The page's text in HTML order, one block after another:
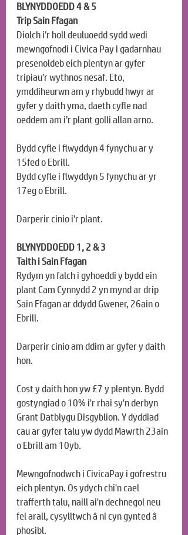
BLYNYDDOEDD 4 & 5
Trip Sain Ffagan
Diolch i’r holl deuluoedd sydd wedi
mewngofnodi i Civica Pay i gadarnhau
presenoldeb eich plentyn ar gyfer
tripiau’r wythnos nesaf. Eto,
ymddiheurwn am y rhybudd hwyr ar
gyfer y daith yma, daeth cyfle nad
oeddem am i’r plant golli allan arno.
Bydd cyfle i flwyddyn 4 fynychu ar y
15fed o Ebrill.
Bydd cyfle i flwyddyn 5 fynychu ar yr
17eg o Ebrill.
Darperir cinio i'r plant.
BLYNYDDOEDD 1, 2 & 3
Taith i Sain Ffagan
Rydym yn falch i gyhoeddi y bydd ein
plant Cam Cynnydd 2 yn mynd ar drip
Sain Ffagan ar ddydd Gwener, 26ain o
Ebrill.
Darperir cinio am ddim ar gyfer y daith
hon.
Cost y daith hon yw £7 y plentyn. Bydd
gostyngiad o 10% i'r rhai sy'n derbyn
Grant Datblygu Disgyblion. Y dyddiad
cau ar gyfer talu yw dydd Mawrth 23ain
o Ebrill am 10yb.
Mewngofnodwch i CivicaPay i gofrestru
eich plentyn. Os ydych chi'n cael
trafferth talu, naill ai'n dechnegol neu
fel arall, cysylltwch â ni cyn gynted â
phosibl.